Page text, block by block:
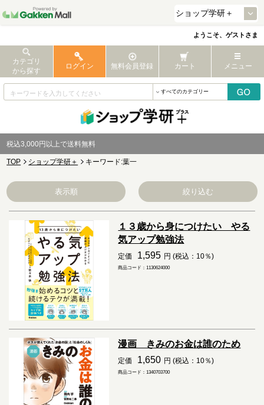
ようこそ、ゲストさま
カテゴリ
から探す
ログイン 無料会員登録 カート メニュー
税込3,000円以上で送料無料
TOP ショップ学研＋ キーワード:葉一
表示順 絞り込む
１３歳から身につけたい やる
気アップ勉強法
定価 1,595 円 (税込：10％)
商品コード：1130624000
漫画 きみのお金は誰のため
定価 1,650 円 (税込：10％)
商品コード：1340703700